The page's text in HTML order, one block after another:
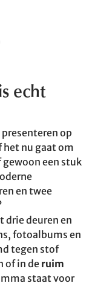
echt
op
het nu gaat om
een stuk
en twee
drie deuren en
fotoalbums en
tegen stof
of in de ruim
staat voor